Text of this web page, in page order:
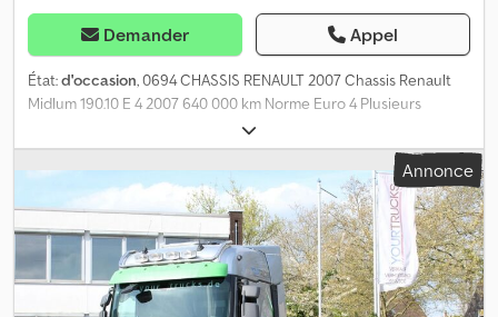
Demander Appel
État:d'occasion, 0694 CHASSIS RENAULT 2007 Chassis Renault
Midlum 190.10 E 4 2007 640 000 km Norme Euro 4 Plusieurs
travaux effectués Plateforme élévatrice Dimensions de la caisse :
Dcjdpfx Apozr E R Asisk Longueur : 570 cm Hauteur : 235 cm
Largeur : 245 cm Charge utile : 4800 kg Empattement : 380 cm
Boîte de vitesses manuelle Entretien régulier Situé à Florence
Plaque d’immatriculation : DF174LP 5 000 € HT (hors TVA)
Annonce